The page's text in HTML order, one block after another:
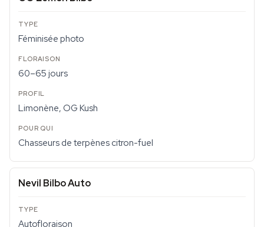
Féminisée photo
60–65 jours
Limonène, OG Kush
Chasseurs de terpènes citron-fuel
Nevil Bilbo Auto
Autofloraison